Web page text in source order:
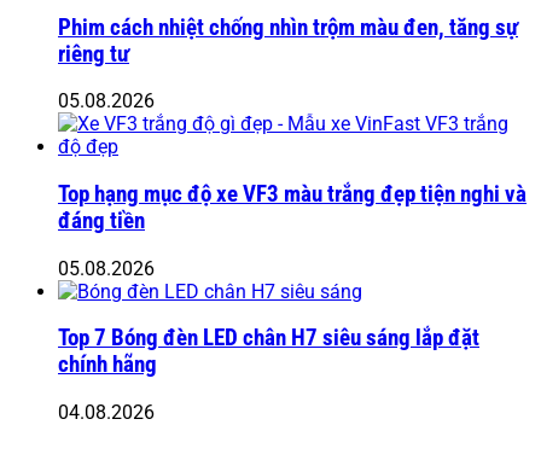
Phim cách nhiệt chống nhìn trộm màu đen, tăng sự
riêng tư
05.08.2026
Top hạng mục độ xe VF3 màu trắng đẹp tiện nghi và
đáng tiền
05.08.2026
Top 7 Bóng đèn LED chân H7 siêu sáng lắp đặt
chính hãng
04.08.2026